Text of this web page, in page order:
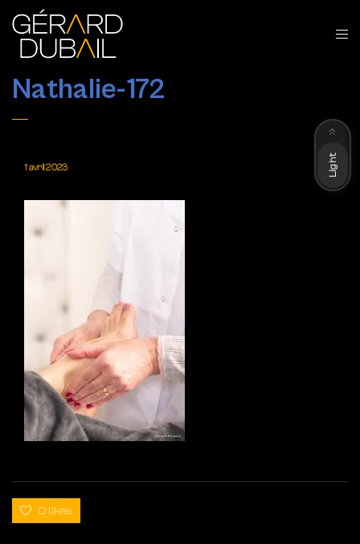
Nathalie-172
1 avril 2023
0 likes
Light
Dark